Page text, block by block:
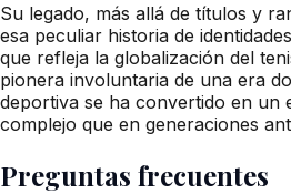
Su legado, más allá de títulos y
esa peculiar historia de
que refleja la globalización del
pionera involuntaria de una era
deportiva se ha convertido en un
complejo que en generaciones
Preguntas frecuentes